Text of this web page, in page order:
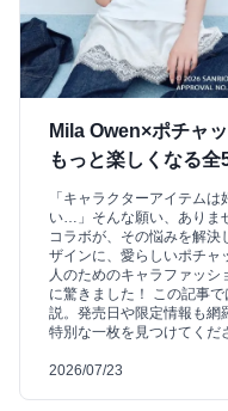
Mila Owen×ポチャ
もっと楽しくなる
「キャラクターアイテム
い…」そんな願い、ありま
コラボが、その悩みを解
ザインに、愛らしいポチャ
人のためのキャラファッ
に驚きました！ この記事
説。発売日や限定情報も網
特別な一枚を見つけてくだ
2026/07/23